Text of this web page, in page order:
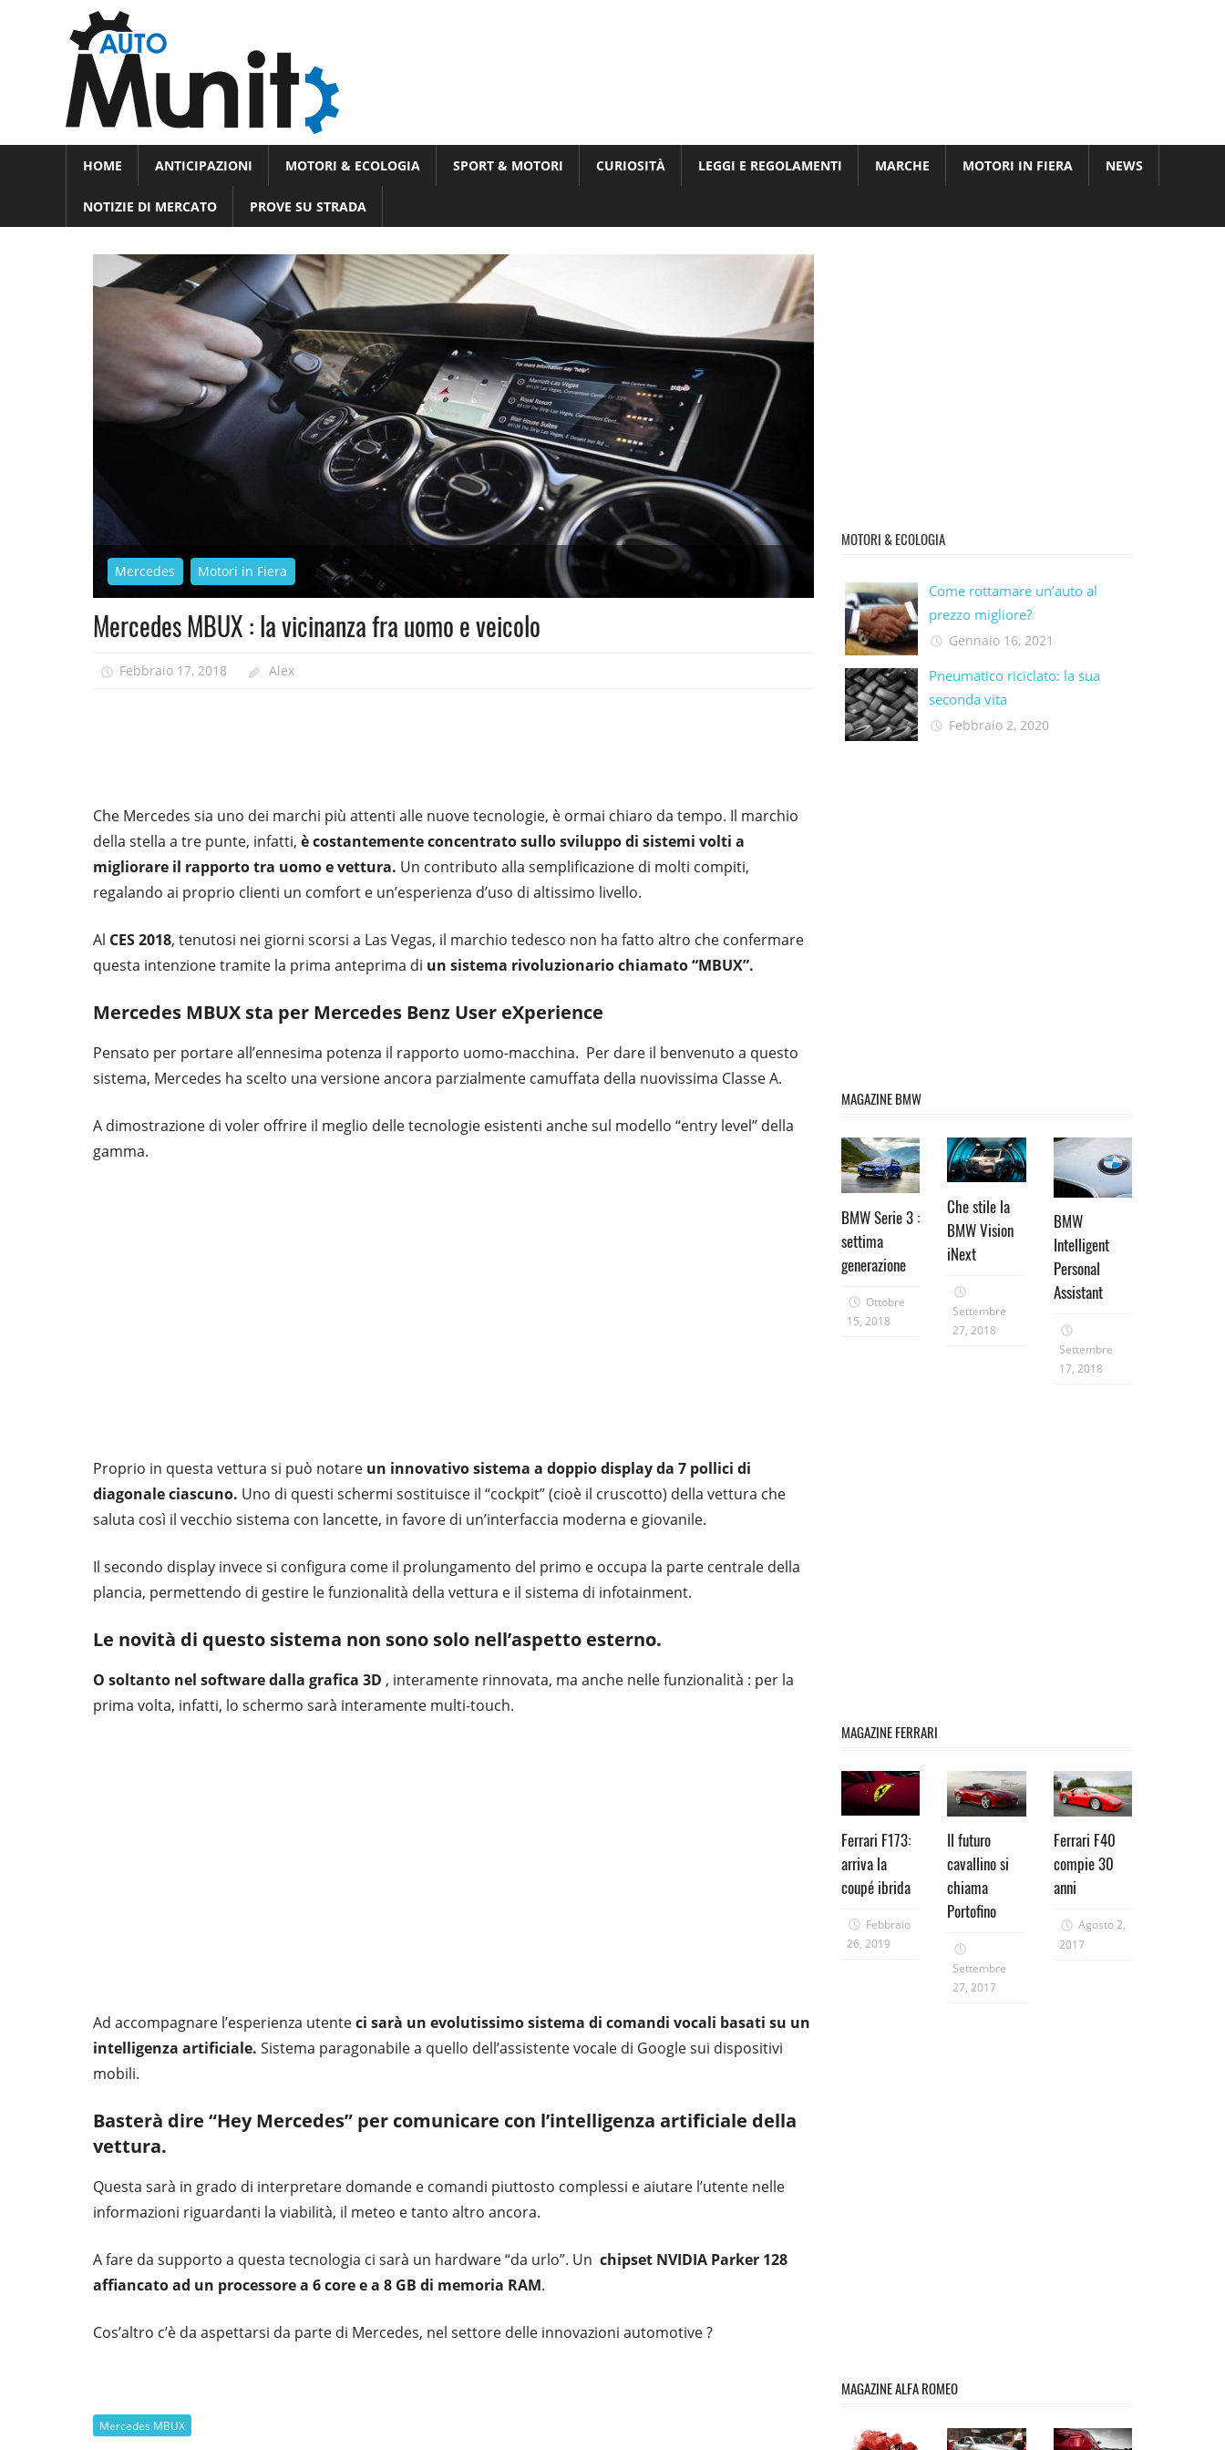
e
motori
Novità
dal
HOME ANTICIPAZIONI MOTORI & ECOLOGIA SPORT & MOTORI CURIOSITÀ LEGGI E REGOLAMENTI MARCHE MOTORI IN FIERA NEWS
NOTIZIE DI MERCATO PROVE SU STRADA
Mercedes Motori in Fiera
Mercedes MBUX : la vicinanza fra uomo e veicolo
Febbraio 17, 2018 Alex
Che Mercedes sia uno dei marchi più attenti alle nuove tecnologie, è ormai chiaro da tempo. Il marchio
della stella a tre punte, infatti, è costantemente concentrato sullo sviluppo di sistemi volti a
migliorare il rapporto tra uomo e vettura. Un contributo alla semplificazione di molti compiti,
regalando ai proprio clienti un comfort e un’esperienza d’uso di altissimo livello.
Al CES 2018, tenutosi nei giorni scorsi a Las Vegas, il marchio tedesco non ha fatto altro che confermare
questa intenzione tramite la prima anteprima di un sistema rivoluzionario chiamato “MBUX”.
Mercedes MBUX sta per Mercedes Benz User eXperience
Pensato per portare all’ennesima potenza il rapporto uomo-macchina. Per dare il benvenuto a questo
sistema, Mercedes ha scelto una versione ancora parzialmente camuffata della nuovissima Classe A.
A dimostrazione di voler offrire il meglio delle tecnologie esistenti anche sul modello “entry level” della
gamma.
Proprio in questa vettura si può notare un innovativo sistema a doppio display da 7 pollici di
diagonale ciascuno. Uno di questi schermi sostituisce il “cockpit” (cioè il cruscotto) della vettura che
saluta così il vecchio sistema con lancette, in favore di un’interfaccia moderna e giovanile.
Il secondo display invece si configura come il prolungamento del primo e occupa la parte centrale della
plancia, permettendo di gestire le funzionalità della vettura e il sistema di infotainment.
Le novità di questo sistema non sono solo nell’aspetto esterno.
O soltanto nel software dalla grafica 3D , interamente rinnovata, ma anche nelle funzionalità : per la
prima volta, infatti, lo schermo sarà interamente multi-touch.
Ad accompagnare l’esperienza utenteci sarà un evolutissimo sistema di comandi vocali basati su un
intelligenza artificiale. Sistema paragonabile a quello dell’assistente vocale di Google sui dispositivi
mobili.
Basterà dire “Hey Mercedes” per comunicare con l’intelligenza artificiale della
vettura.
Questa sarà in grado di interpretare domande e comandi piuttosto complessi e aiutare l’utente nelle
informazioni riguardanti la viabilità, il meteo e tanto altro ancora.
A fare da supporto a questa tecnologia ci sarà un hardware “da urlo”. Un chipset NVIDIA Parker 128
affiancato ad un processore a 6 core e a 8 GB di memoria RAM.
Cos’altro c’è da aspettarsi da parte di Mercedes, nel settore delle innovazioni automotive ?
Mercedes MBUX
MOTORI & ECOLOGIA
Come rottamare un’auto al
prezzo migliore?
Gennaio 16, 2021
Pneumatico riciclato: la sua
seconda vita​
Febbraio 2, 2020
MAGAZINE BMW
BMW Serie 3 :
settima
generazione
Ottobre
15, 2018
Che stile la
BMW Vision
iNext
Settembre
27, 2018
BMW
Intelligent
Personal
Assistant
Settembre
17, 2018
MAGAZINE FERRARI
Ferrari F173:
arriva la
coupé ibrida
Febbraio
26, 2019
Il futuro
cavallino si
chiama
Portofino
Settembre
27, 2017
Ferrari F40
compie 30
anni
Agosto 2,
2017
MAGAZINE ALFA ROMEO